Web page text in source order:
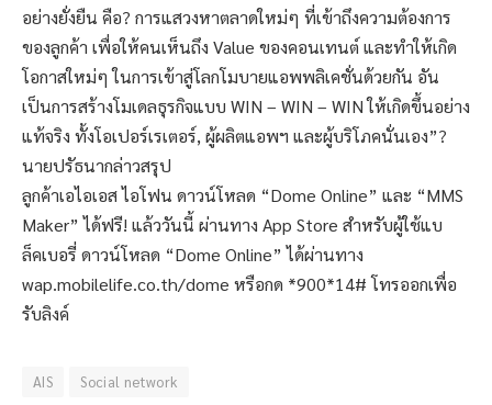
อย่างยั่งยืน คือ? การแสวงหาตลาดใหม่ๆ ที่เข้าถึงความต้องการ
ของลูกค้า เพื่อให้คนเห็นถึง Value ของคอนเทนต์ และทำให้เกิด
โอกาสใหม่ๆ ในการเข้าสู่โลกโมบายแอพพลิเคชั่นด้วยกัน อัน
เป็นการสร้างโมเดลธุรกิจแบบ WIN – WIN – WIN ให้เกิดขึ้นอย่าง
แท้จริง ทั้งโอเปอร์เรเตอร์, ผู้ผลิตแอพฯ และผู้บริโภคนั่นเอง”?
นายปรัธนากล่าวสรุป
ลูกค้าเอไอเอส ไอโฟน ดาวน์โหลด “Dome Online” และ “MMS
Maker” ได้ฟรี! แล้ววันนี้ ผ่านทาง App Store สำหรับผู้ใช้แบ
ล็คเบอรี่ ดาวน์โหลด “Dome Online” ได้ผ่านทาง
wap.mobilelife.co.th/dome หรือกด *900*14# โทรออกเพื่อ
รับลิงค์
AIS Social network